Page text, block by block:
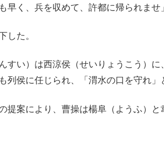
早く、兵を収めて、許都に帰られませ
した。
すい）は西涼侯（せいりょうこう）
列侯に任じられ、「渭水の口を守れ」
提案により、曹操は楊阜（ようふ）